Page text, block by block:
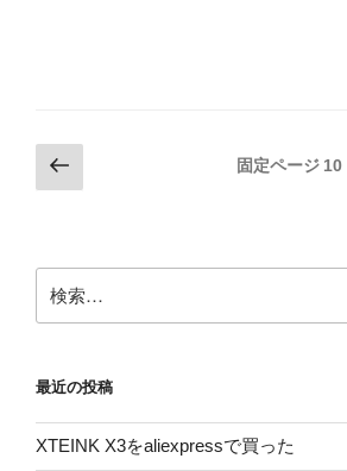
投
稿
ー
ジ
り
前
の
ジ
固定ページ 10
索:
最近の投稿
XTEINK X3をaliexpressで買った